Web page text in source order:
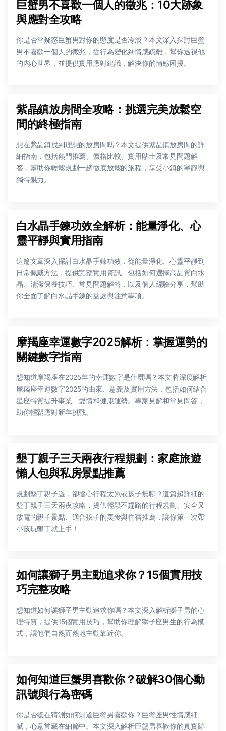
巨蟹男不喜歡一個人的徵兆：10大跡象
與應對全攻略
你是否常疑惑巨蟹男對你的態度是否冷淡？本文深入探討巨蟹
男不喜歡一個人的徵兆，從行為變化到情感疏離，幫你透視他
的內心世界，並提供實用應對建議，解決你的情感困擾。
紫晶鎮放房間全攻略：挑選完美放鬆空
間的終極指南
想在紫晶鎮找到理想的放房間嗎？本文提供紫晶鎮放房間的詳
細指南，包括熱門推薦、價格比較、實用貼士及常見問題解
答，幫助你輕鬆規劃一趟徹底放鬆的旅程，享受小鎮的寧靜與
獨特魅力。
白水晶手鍊功效全解析：能量淨化、心
靈平靜與實用指南
這篇文章深入探討白水晶手鍊功效，從能量淨化、心靈平靜到
日常佩戴方法，提供完整實用資訊。包括如何選擇高品質白水
晶、清潔保養技巧、常見問題解答，以及個人經驗分享，幫助
你全面了解白水晶手鍊的益處與注意事項。
摩羯座幸運數字2025解析：掌握運勢的
關鍵數字指南
想知道摩羯座在2025年的幸運數字是什麼嗎？本文將深度解析
摩羯座幸運數字2025的由來、意義及實用方法，包括如何結合
星座特質提升事業、愛情和健康運勢。專家見解和常見問答，
助你輕鬆應對新年挑戰。
墾丁親子三天兩夜行程規劃：家庭旅遊
懶人包與私房景點推薦
規劃墾丁親子遊，卻擔心行程太累或孩子無聊？這篇超詳細的
墾丁親子三天兩夜攻略，提供輕鬆不趕路的行程規劃、安全又
放電的親子景點、適合孩子的美食與住宿推薦，讓你第一次帶
小孩玩墾丁就上手！
如何讓獅子男主動追求你？15個實用技
巧完整攻略
想知道如何讓獅子男主動追求你嗎？本文深入解析獅子男的心
理特質，提供15個實用技巧，幫助你理解獅子座男生的行為模
式，讓他們自然而然地主動靠近你。
如何知道巨蟹男喜歡你？破解30個心動
訊號與行為密碼
你是否總在猜測如何知道巨蟹男喜歡你？巨蟹座男性情感細
膩，心意常藏在細節中。本文深入解析巨蟹男喜歡你的真實跡